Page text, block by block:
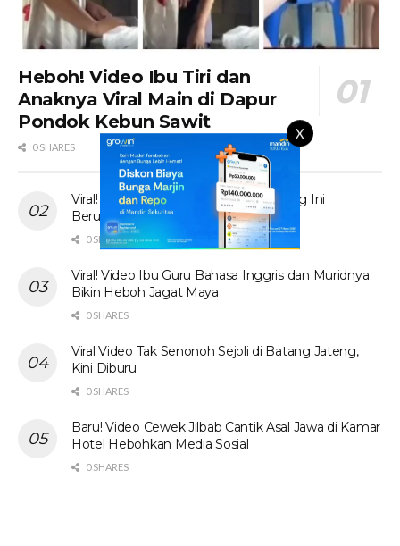
X
Heboh! Video Ibu Tiri dan
Anaknya Viral Main di Dapur
Pondok Kebun Sawit
0 SHARES
Viral! Tante Prank Ojol di Kolam Renang Ini
Berujung Tak Terduga
0 SHARES
Viral! Video Ibu Guru Bahasa Inggris dan Muridnya
Bikin Heboh Jagat Maya
0 SHARES
Viral Video Tak Senonoh Sejoli di Batang Jateng,
Kini Diburu
0 SHARES
Baru! Video Cewek Jilbab Cantik Asal Jawa di Kamar
Hotel Hebohkan Media Sosial
0 SHARES